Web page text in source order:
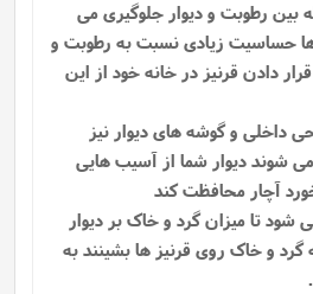
بین رطوبت و دیوار جلوگیری می
ها حساسیت زیادی نسبت به رطوبت و
دادن قرنیز در خانه خود از این
داخلی و گوشه های دیوار نیز
شوند دیوار شما از آسیب هایی
آچار محافظت کند
شود تا میزان گرد و خاک بر دیوار
و خاک روی قرنیز ها بشینند به